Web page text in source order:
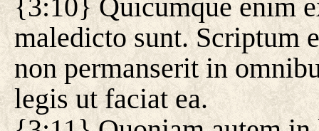
{3:10} Quicumque enim
maledicto sunt. Scriptum
non permanserit in
legis ut faciat ea.